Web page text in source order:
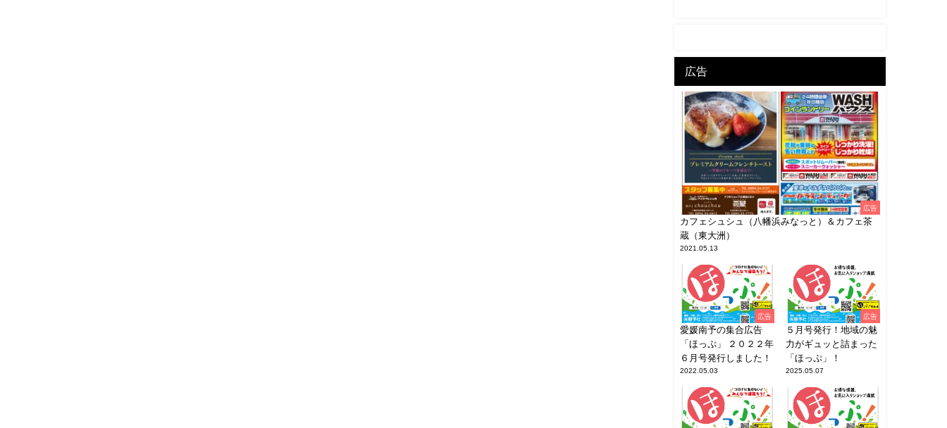
広告
広告
カフェシュシュ（八幡浜みなっと）＆カフェ茶
蔵（東大洲）
2021.05.13
広告
愛媛南予の集合広告
「ほっぷ」 ２０２２年
６月号発行しました！
2022.05.03
広告
５月号発行！地域の魅
力がギュッと詰まった
「ほっぷ」！
2025.05.07